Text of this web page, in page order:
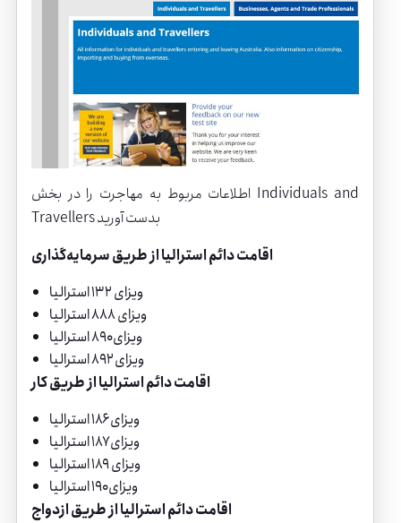
اطلاعات مربوط به مهاجرت را در بخش Individuals and
Travellers بدست آورید
اقامت دائم استرالیا از طریق سرمایه‌گذاری
ویزای ۱۳۲ استرالیا
ویزای ۸۸۸ استرالیا
ویزای ۸۹۰ استرالیا
ویزای ۸۹۲ استرالیا
اقامت دائم استرالیا از طریق کار
ویزای ۱۸۶ استرالیا
ویزای ۱۸۷ استرالیا
ویزای ۱۸۹ استرالیا
ویزای ۱۹۰ استرالیا
اقامت دائم استرالیا از طریق ازدواج